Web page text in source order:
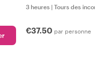
3 heures | Tours des
€37.50 par personne